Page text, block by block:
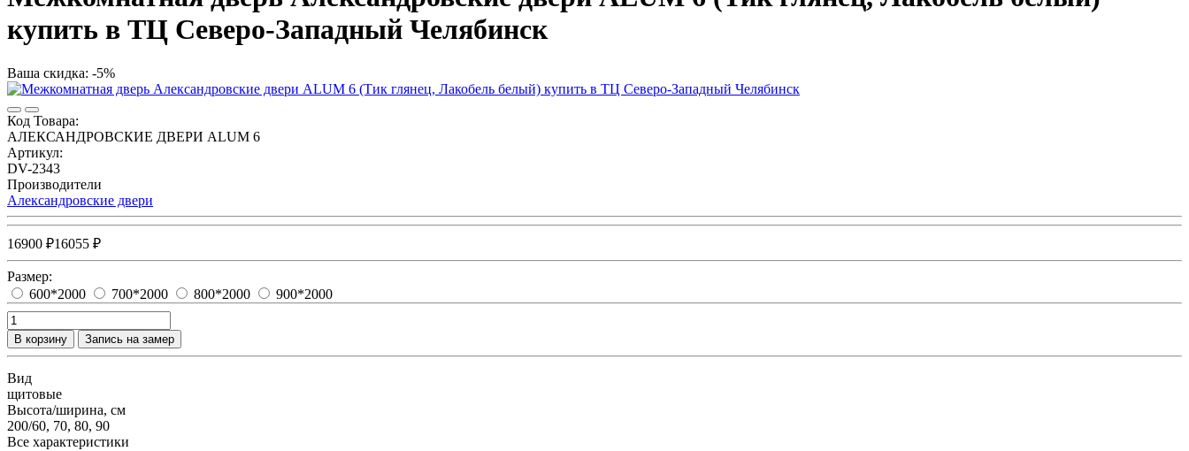
купить в ТЦ Северо-Западный Челябинск
Ваша скидка: -5%
Код Товара:
АЛЕКСАНДРОВСКИЕ ДВЕРИ ALUM 6
Артикул:
DV-2343
Производители
Александровские двери
16900 ₽16055 ₽
Размер:
600*2000
700*2000 800*2000 900*2000
В корзину Запись на замер
Вид
щитовые
Высота/ширина, см
200/60, 70, 80, 90
Все характеристики